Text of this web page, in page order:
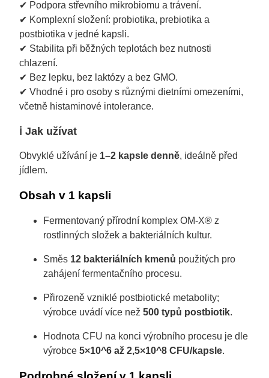
✔ Podpora střevního mikrobiomu a trávení.
✔ Komplexní složení: probiotika, prebiotika a
postbiotika v jedné kapsli.
✔ Stabilita při běžných teplotách bez nutnosti
chlazení.
✔ Bez lepku, bez laktózy a bez GMO.
✔ Vhodné i pro osoby s různými dietními omezeními,
včetně histaminové intolerance.
ℹ️ Jak užívat
Obvyklé užívání je 1–2 kapsle denně, ideálně před
jídlem.
Obsah v 1 kapsli
Fermentovaný přírodní komplex OM-X® z
rostlinných složek a bakteriálních kultur.
Směs 12 bakteriálních kmenů použitých pro
zahájení fermentačního procesu.
Přirozeně vzniklé postbiotické metabolity;
výrobce uvádí více než 500 typů postbiotik.
Hodnota CFU na konci výrobního procesu je dle
výrobce 5×10^6 až 2,5×10^8 CFU/kapsle.